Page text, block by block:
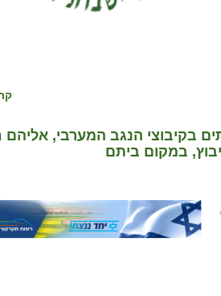
בקיבוצי הנגב המערבי, אליהם